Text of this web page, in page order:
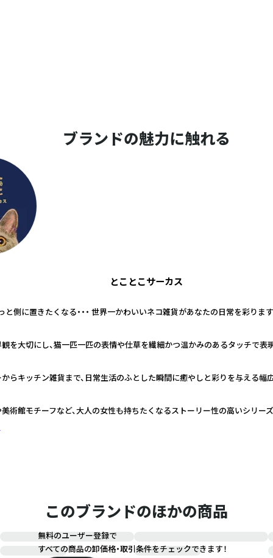
ブランドの魅力に触れる
とことこサーカス
と側に置きたくなる・・・ 世界一かわいいネコ雑貨があなたの日常を彩ります
を大切にし、猫一匹一匹の表情や仕草を繊細かつ温かみのあるタッチで表
らキッチン雑貨まで、日常生活のふとした瞬間に癒やしと彩りを与える幅
術館モチーフなど、大人の女性も持ちたくなるストーリー性の高いシリー
このブランドのほかの商品
無料のユーザー登録で
すべての商品の卸価格・取引条件をチェックできます！